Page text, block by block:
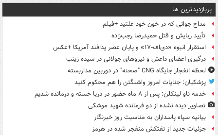
پربازدیدترین ها
مداح جوانی که در خون خود غلتید +فیلم
تأیید ربایش و قتل حمیدرضا رجب‌زاده
استقرار انبوه «دی‌اف‑۱۷» و پایان عصر پدافند آمریکا +عکس
درگیری اعضای داعش و نیروهای جولانی در سیده زینب
لحظه انفجار جایگاه CNG "صحنه" در دوربین مداربسته
پزشکیان: جنایات امروز واشنگتن را هم محکوم کنید
خدمه ناو لینکلن: پس از ۸ ماه حضور در دریا خسته و درمانده‌ شدیم
تصاویر دیده‌ نشده از دو فرمانده شهید موشکی
بیانیه سپاه پاسداران به مناسبت روز خبرنگار
جزئیات جدید از نفتکش منفجر شده در هرمز